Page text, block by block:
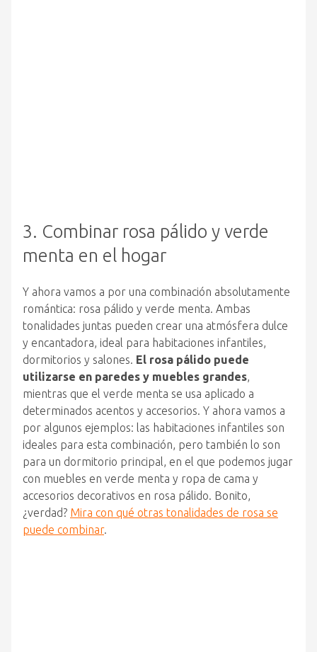
3. Combinar rosa pálido y verde
menta en el hogar
Y ahora vamos a por una combinación absolutamente
romántica: rosa pálido y verde menta. Ambas
tonalidades juntas pueden crear una atmósfera dulce
y encantadora, ideal para habitaciones infantiles,
dormitorios y salones. El rosa pálido puede
utilizarse en paredes y muebles grandes,
mientras que el verde menta se usa aplicado a
determinados acentos y accesorios. Y ahora vamos a
por algunos ejemplos: las habitaciones infantiles son
ideales para esta combinación, pero también lo son
para un dormitorio principal, en el que podemos jugar
con muebles en verde menta y ropa de cama y
accesorios decorativos en rosa pálido. Bonito,
¿verdad? Mira con qué otras tonalidades de rosa se
puede combinar.